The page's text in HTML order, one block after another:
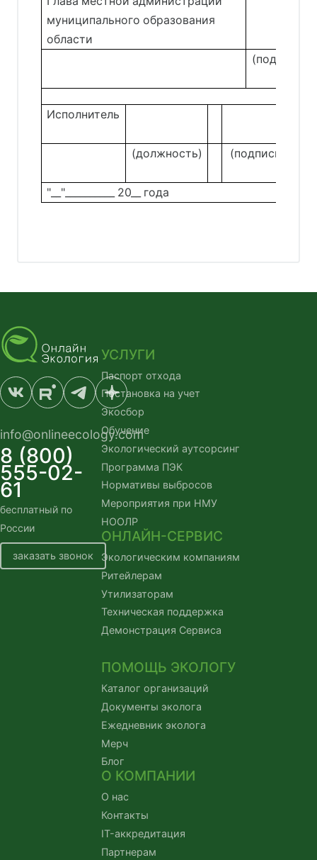
муниципального образования
области
(подпись)
Исполнитель
(должность) (подпись)
"__"__________ 20__ года
info@onlineecology.com
8 (800)
555-02-
61
бесплатный по
России
заказать звонок
УСЛУГИ
Паспорт отхода
Постановка на учет
Экосбор
Обучение
Экологический аутсорсинг
Программа ПЭК
Нормативы выбросов
Мероприятия при НМУ
НООЛР
ОНЛАЙН-СЕРВИС
Экологическим компаниям
Ритейлерам
Утилизаторам
Техническая поддержка
Демонстрация Сервиса
ПОМОЩЬ ЭКОЛОГУ
Каталог организаций
Документы эколога
Ежедневник эколога
Мерч
Блог
О КОМПАНИИ
О нас
Контакты
IT-аккредитация
Партнерам